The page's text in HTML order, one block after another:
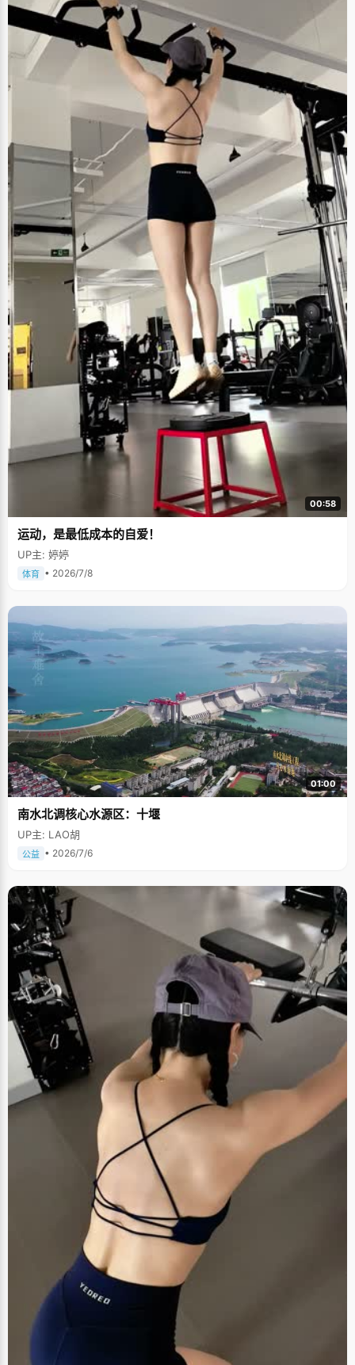
00:58
运动，是最低成本的自爱！
UP主: 婷婷
体育 • 2026/7/8
01:00
南水北调核心水源区：十堰
UP主: LAO胡
公益 • 2026/7/6